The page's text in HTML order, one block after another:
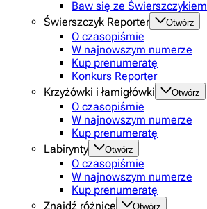
Baw się ze Świerszczykiem
Świerszczyk Reporter
Otwórz
O czasopiśmie
W najnowszym numerze
Kup prenumeratę
Konkurs Reporter
Krzyżówki i łamigłówki
Otwórz
O czasopiśmie
W najnowszym numerze
Kup prenumeratę
Labirynty
Otwórz
O czasopiśmie
W najnowszym numerze
Kup prenumeratę
Znajdź różnice
Otwórz